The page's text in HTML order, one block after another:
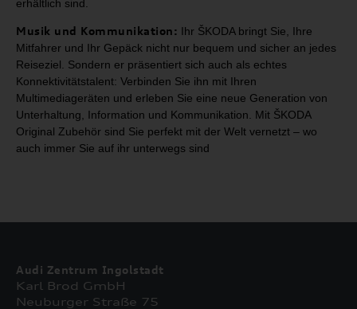
erhältlich sind.
Musik und Kommunikation: Ihr ŠKODA bringt Sie, Ihre
Mitfahrer und Ihr Gepäck nicht nur bequem und sicher an jedes
Reiseziel. Sondern er präsentiert sich auch als echtes
Konnektivitätstalent: Verbinden Sie ihn mit Ihren
Multimediageräten und erleben Sie eine neue Generation von
Unterhaltung, Information und Kommunikation. Mit ŠKODA
Original Zubehör sind Sie perfekt mit der Welt vernetzt – wo
auch immer Sie auf ihr unterwegs sind
Audi Zentrum Ingolstadt
Karl Brod GmbH
Neuburger Straße 75